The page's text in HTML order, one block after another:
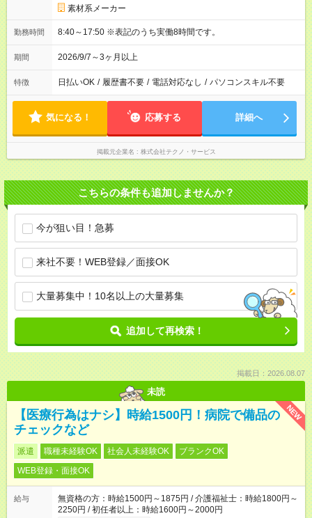
素材系メーカー
勤務時間 8:40～17:50 ※表記のうち実働8時間です。
期間 2026/9/7～3ヶ月以上
特徴 日払いOK / 履歴書不要 / 電話対応なし / パソコンスキル不要
気になる！ 応募する 詳細へ
掲載元企業名 株式会社テクノ・サービス
こちらの条件も追加しませんか？
今が狙い目！急募
来社不要！WEB登録／面接OK
大量募集中！10名以上の大量募集
追加して再検索！
掲載日：2026.08.07
未読
NEW
【医療行為はナシ】時給1500円！病院で備品の
チェックなど
派遣 職種未経験OK 社会人未経験OK
ブランクOK
WEB登録・面接OK
給与
無資格の方：時給1500円～1875円 / 介護福祉士：時給1800円～
2250円 / 初任者以上：時給1600円～2000円